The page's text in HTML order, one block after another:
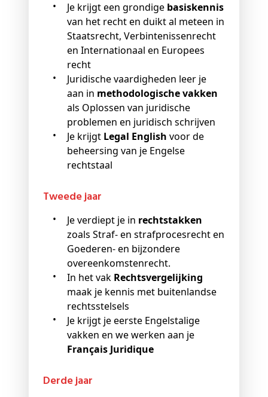
Je krijgt een grondige basiskennis
van het recht en duikt al meteen in
Staatsrecht, Verbintenissenrecht
en Internationaal en Europees
recht
Juridische vaardigheden leer je
aan in methodologische vakken
als Oplossen van juridische
problemen en juridisch schrijven
Je krijgt Legal English voor de
beheersing van je Engelse
rechtstaal
Tweede jaar
Je verdiept je in rechtstakken
zoals Straf- en strafprocesrecht en
Goederen- en bijzondere
overeenkomstenrecht.
In het vak Rechtsvergelijking
maak je kennis met buitenlandse
rechtsstelsels
Je krijgt je eerste Engelstalige
vakken en we werken aan je
Français Juridique
Derde jaar